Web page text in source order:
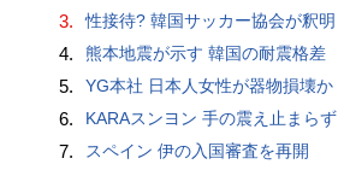
3. 性接待? 韓国サッカー協会が釈明
4. 熊本地震が示す 韓国の耐震格差
5. YG本社 日本人女性が器物損壊か
6. KARAスンヨン 手の震え止まらず
7. スペイン 伊の入国審査を再開